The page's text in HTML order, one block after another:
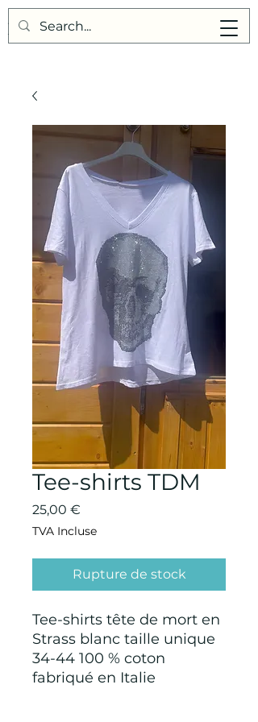
Points de Suture
Tee-shirts TDM
25,00 €
TVA Incluse
Rupture de stock
Tee-shirts tête de mort en
Strass blanc taille unique
34-44 100 % coton
fabriqué en Italie